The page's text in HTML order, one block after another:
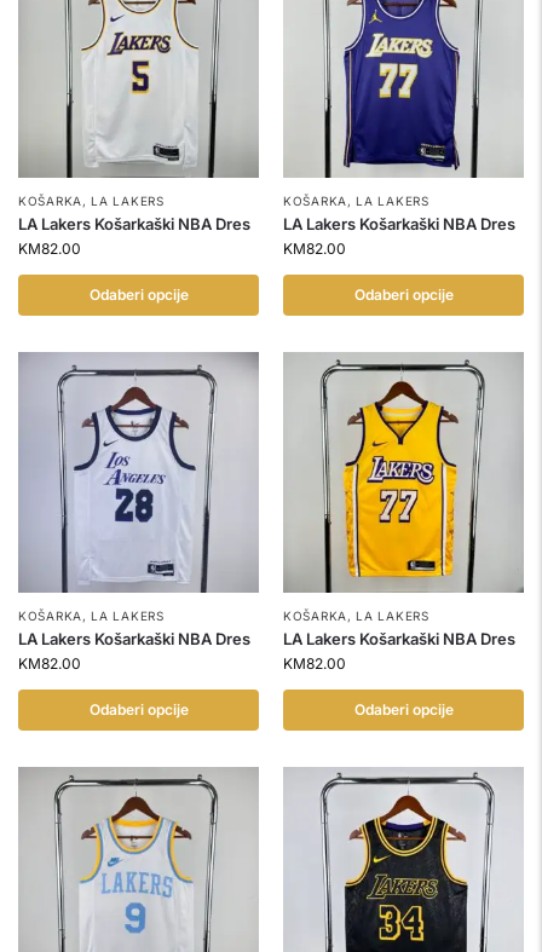
KOŠARKA ,LA LAKERS
LA Lakers Košarkaški NBA Dres
KM82.00
Odaberi opcije
KOŠARKA ,LA LAKERS
LA Lakers Košarkaški NBA Dres
KM82.00
Odaberi opcije
KOŠARKA ,LA LAKERS
LA Lakers Košarkaški NBA Dres
KM82.00
Odaberi opcije
KOŠARKA ,LA LAKERS
LA Lakers Košarkaški NBA Dres
KM82.00
Odaberi opcije